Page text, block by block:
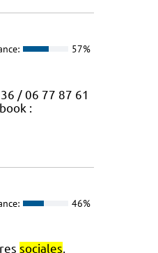
57%
/ 06 77 87 61
:
46%
sociales,